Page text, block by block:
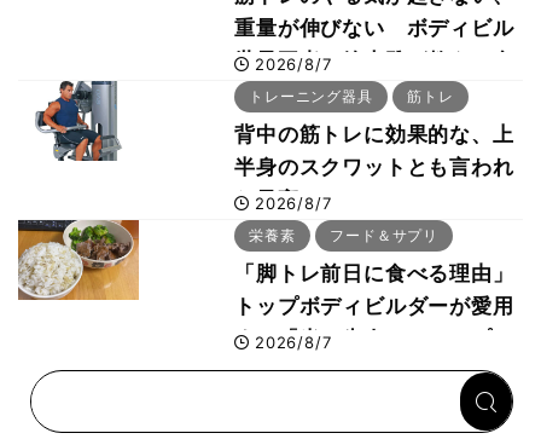
重量が伸びない ボディビル
世界王者・鈴木雅が教える食
事・睡眠・呼吸の整え方
2026/8/7
トレーニング器具 筋トレ
背中の筋トレに効果的な、上
半身のスクワットとも言われ
た最高マシン“ノーチラス・
プルオーバーマシン”とは？
2026/8/7
栄養素 フード＆サプリ
「脚トレ前日に食べる理由」
トップボディビルダーが愛用
する「米＋牛肉」のシンプル
回復メシとは？
2026/8/7